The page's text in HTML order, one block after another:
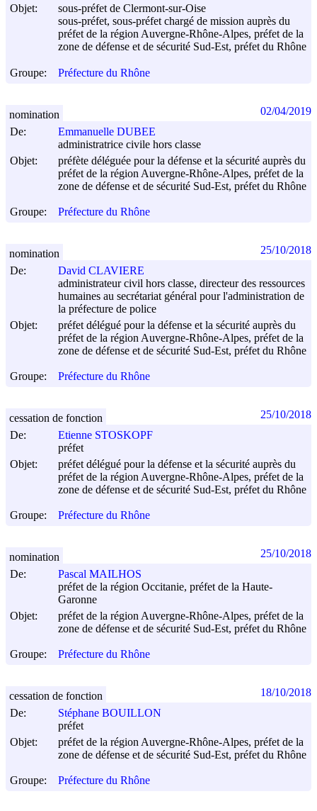
Objet:
sous-préfet de Clermont-sur-Oise
sous-préfet, sous-préfet chargé de mission auprès du
préfet de la région Auvergne-Rhône-Alpes, préfet de la
zone de défense et de sécurité Sud-Est, préfet du Rhône
Groupe: Préfecture du Rhône
De:
Emmanuelle DUBEE
administratrice civile hors classe
Objet:
préfète déléguée pour la défense et la sécurité auprès du
préfet de la région Auvergne-Rhône-Alpes, préfet de la
zone de défense et de sécurité Sud-Est, préfet du Rhône
Groupe: Préfecture du Rhône
nomination 02/04/2019
De:
David CLAVIERE
administrateur civil hors classe, directeur des ressources
humaines au secrétariat général pour l'administration de
la préfecture de police
Objet:
préfet délégué pour la défense et la sécurité auprès du
préfet de la région Auvergne-Rhône-Alpes, préfet de la
zone de défense et de sécurité Sud-Est, préfet du Rhône
Groupe: Préfecture du Rhône
nomination 25/10/2018
De:
Etienne STOSKOPF
préfet
Objet:
préfet délégué pour la défense et la sécurité auprès du
préfet de la région Auvergne-Rhône-Alpes, préfet de la
zone de défense et de sécurité Sud-Est, préfet du Rhône
Groupe: Préfecture du Rhône
cessation de fonction 25/10/2018
De:
Pascal MAILHOS
préfet de la région Occitanie, préfet de la Haute-
Garonne
Objet:
préfet de la région Auvergne-Rhône-Alpes, préfet de la
zone de défense et de sécurité Sud-Est, préfet du Rhône
Groupe: Préfecture du Rhône
nomination 25/10/2018
De:
Stéphane BOUILLON
préfet
Objet:
préfet de la région Auvergne-Rhône-Alpes, préfet de la
zone de défense et de sécurité Sud-Est, préfet du Rhône
Groupe: Préfecture du Rhône
cessation de fonction 18/10/2018